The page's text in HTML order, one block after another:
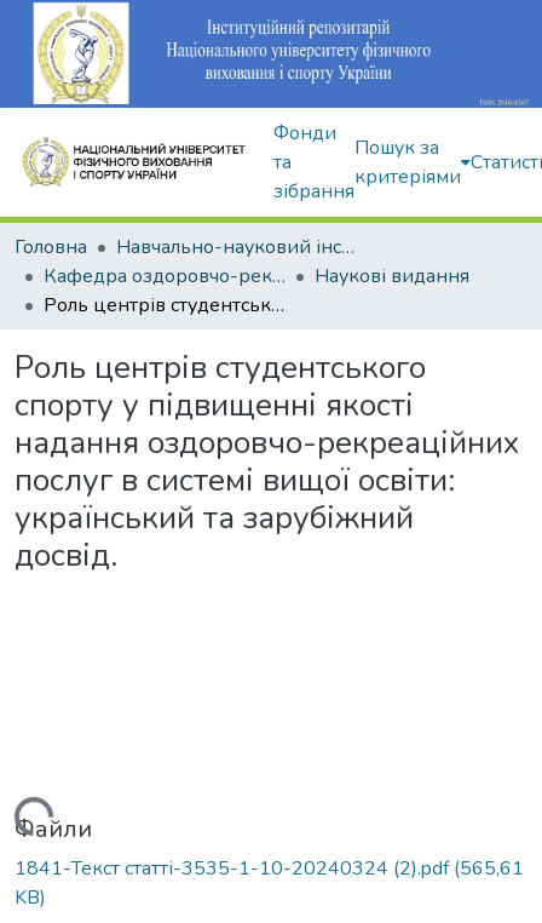
Фонди
та
зібрання
Пошук за
критеріями
Головна
Навчально-науковий інститут здоров'я, реабілітації та фізичного виховання
Кафедра оздоровчо-рекреаційної рухової активності
Наукові видання
Роль центрів студентського спорту у підвищенні якості надання оздоровчо-рекреаційних послуг в системі вищої освіти: український та зарубіжний досвід.
Роль центрів студентського
спорту у підвищенні якості
надання оздоровчо-рекреаційних
послуг в системі вищої освіти:
український та зарубіжний
досвід.
Файли
1841-Текст статті-3535-1-10-20240324 (2).pdf(565,61
KB)